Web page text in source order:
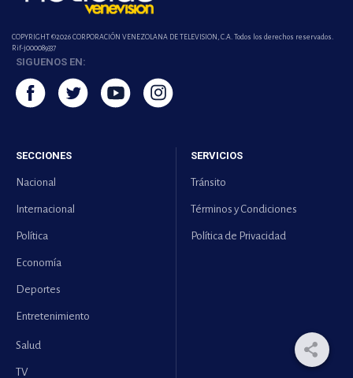
COPYRIGHT ©2026 CORPORACIÓN VENEZOLANA DE TELEVISION, C.A. Todos los derechos reservados.
Rif-j000089337
SIGUENOS EN:
SECCIONES
Nacional
Internacional
Política
Economía
Deportes
Entretenimiento
Salud
TV
SERVICIOS
Tránsito
Términos y Condiciones
Política de Privacidad